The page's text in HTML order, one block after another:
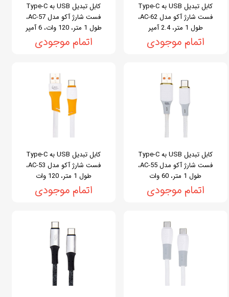
کابل تبدیل USB به Type-C
فست شارژ آکو مدل AC-62،
طول 1 متر، 2.4 آمپر
اتمام موجودی
کابل تبدیل USB به Type-C
فست شارژ آکو مدل AC-57،
طول 1 متر، 120 وات، 6 آمپر
اتمام موجودی
کابل تبدیل USB به Type-C
فست شارژ آکو مدل AC-55،
طول 1 متر، 60 وات
اتمام موجودی
کابل تبدیل USB به Type-C
فست شارژ آکو مدل AC-53،
طول 1 متر، 120 وات
اتمام موجودی